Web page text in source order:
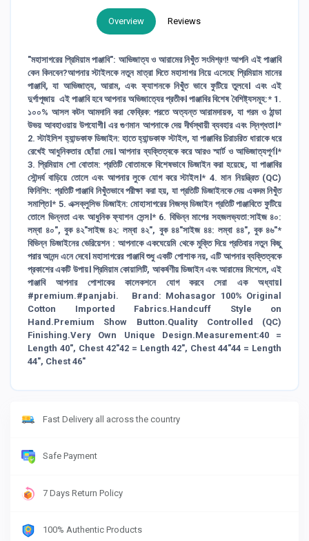
Overview Reviews
"মহাসাগরের প্রিমিয়াম পাঞ্জাবি": আভিজাত্য ও আরামের নিখুঁত সংমিশ্রণ! আপনি এই পাঞ্জাবি
কেন কিনবেন?আপনার স্টাইলকে নতুন মাত্রা দিতে মহাসাগর নিয়ে এসেছে প্রিমিয়াম মানের
পাঞ্জাবি, যা আভিজাত্য, আরাম, এবং ফ্যাশনকে নিখুঁত ভাবে ফুটিয়ে তুলবে। এবং এই
দুর্গাপূজায় এই পাঞ্জাবি হবে আপনার অভিজাত্যের প্রতীক। পাঞ্জাবির বিশেষ বৈশিষ্ট্যসমূহ:* 1.
১০০% আসল কটন আমদানি করা ফেব্রিক: পরতে অত্যন্ত আরামদায়ক, যা গরম ও ঠান্ডা
উভয় আবহাওয়ায় উপযোগী। এর গুণমান আপনাকে দেয় দীর্ঘস্থায়ী ব্যবহার এবং স্নিগ্ধতা।*
2. স্টাইলিশ হ্যান্ডকাফ ডিজাইন: হাতে হ্যান্ডকাফ স্টাইল, যা পাঞ্জাবির চিরাচরিত ধারাকে ধরে
রেখেই আধুনিকতার ছোঁয়া দেয়। আপনার ব্যক্তিত্বকে করে আরও স্মার্ট ও আভিজাত্যপূর্ণ।*
3. প্রিমিয়াম শো বোতাম: প্রতিটি বোতামকে বিশেষভাবে ডিজাইন করা হয়েছে, যা পাঞ্জাবির
সৌন্দর্য বাড়িয়ে তোলে এবং আপনার লুকে যোগ করে স্টাইল।* 4. মান নিয়ন্ত্রিত (QC)
ফিনিশিং: প্রতিটি পাঞ্জাবি নিখুঁতভাবে পরীক্ষা করা হয়, যা প্রতিটি ডিজাইনকে দেয় একদম নিখুঁত
সমাপ্তি।* 5. এক্সক্লুসিভ ডিজাইন: মোহাসাগরের নিজস্ব ডিজাইন প্রতিটি পাঞ্জাবিতে ফুটিয়ে
তোলে ভিন্নতা এবং আধুনিক ফ্যাশন সেন্স।* 6. বিভিন্ন মাপের সহজলভ্যতা:সাইজ ৪০:
লম্বা ৪০″, বুক ৪২″সাইজ ৪২: লম্বা ৪২″, বুক ৪৪″সাইজ ৪৪: লম্বা ৪৪″, বুক ৪৬″*
বিভিন্ন ডিজাইনের ভেরিয়েশন : আপনাকে একঘেয়েমি থেকে মুক্তি দিয়ে প্রতিবার নতুন কিছু
পরার আনন্দ এনে দেবে। মহাসাগরের পাঞ্জাবি শুধু একটি পোশাক নয়, এটি আপনার ব্যক্তিত্বকে
প্রকাশের একটি উপায়। প্রিমিয়াম কোয়ালিটি, আকর্ষণীয় ডিজাইন এবং আরামের মিশেলে, এই
পাঞ্জাবি আপনার পোশাকের কালেকশনে যোগ করবে সেরা এক অধ্যায়।
#premium.#panjabi. Brand: Mohasagor 100% Original
Cotton Imported Fabrics.Handcuff Style on
Hand.Premium Show Button.Quality Controlled (QC)
Finishing.Very Own Unique Design.Measurement:40 =
Length 40″, Chest 42″42 = Length 42″, Chest 44″44 = Length
44″, Chest 46″
Fast Delivery all across the country
Safe Payment
7 Days Return Policy
100% Authentic Products